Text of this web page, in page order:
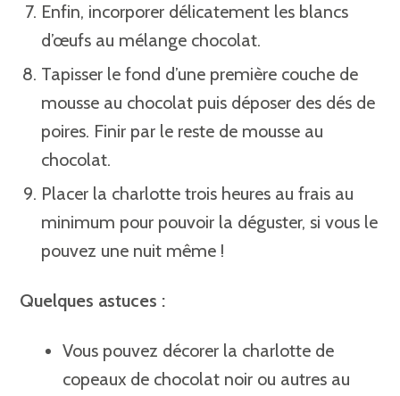
Enfin, incorporer délicatement les blancs
d’œufs au mélange chocolat.
Tapisser le fond d’une première couche de
mousse au chocolat puis déposer des dés de
poires. Finir par le reste de mousse au
chocolat.
Placer la charlotte trois heures au frais au
minimum pour pouvoir la déguster, si vous le
pouvez une nuit même !
Quelques astuces :
Vous pouvez décorer la charlotte de
copeaux de chocolat noir ou autres au